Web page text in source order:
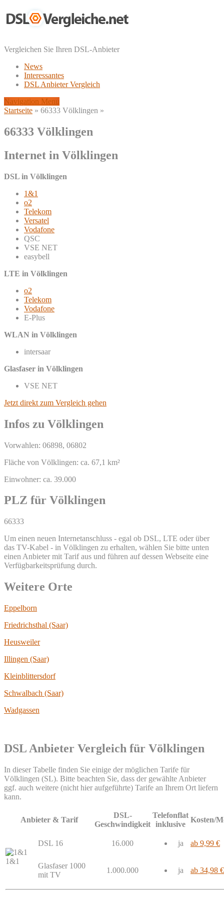
Vergleichen Sie Ihren DSL-Anbieter
News
Interessantes
DSL Anbieter Vergleich
Navigation Menu
Startseite » 66333 Völklingen »
66333 Völklingen
Internet in Völklingen
DSL in Völklingen
1&1
o2
Telekom
Versatel
Vodafone
QSC
VSE NET
easybell
LTE in Völklingen
o2
Telekom
Vodafone
E-Plus
WLAN in Völklingen
intersaar
Glasfaser in Völklingen
VSE NET
Jetzt direkt zum Vergleich gehen
Infos zu Völklingen
Vorwahlen: 06898, 06802
Fläche von Völklingen: ca. 67,1 km²
Einwohner: ca. 39.000
PLZ für Völklingen
66333
Um einen neuen Internetanschluss - egal ob DSL, LTE oder über
das TV-Kabel - in Völklingen zu erhalten, wählen Sie bitte unten
einen Anbieter mit Tarif aus und führen auf dessen Webseite eine
Verfügbarkeitsprüfung durch.
Weitere Orte
Eppelborn
Friedrichsthal (Saar)
Heusweiler
Illingen (Saar)
Kleinblittersdorf
Schwalbach (Saar)
Wadgassen
DSL Anbieter Vergleich für Völklingen
In dieser Tabelle finden Sie einige der möglichen Tarife für
Völklingen (SL). Bitte beachten Sie, dass der gewählte Anbieter
ggf. auch weitere (nicht hier aufgeführte) Tarife an Ihrem Ort liefern
kann.
Anbieter & Tarif
DSL-
Geschwindigkeit
Telefonflat
inklusive
Kosten/
1&1
DSL 16 16.000 ja ab 9,99 €
Glasfaser 1000
mit TV
1.000.000 ja ab 34,98 €